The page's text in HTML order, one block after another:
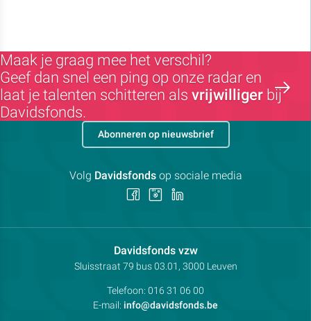
Maak je graag mee het verschil?
Geef dan snel een ping op onze radar en
laat je talenten schitteren als vrijwilliger bij
Davidsfonds.
Davidsfonds vzwContactpersoon:
Adres:
Sluisstraat 79 bus 03.01, 3000 Leuven
Telefoon: 016 31 06 00
E-mail: info@davidsfonds.be
Abonneren op nieuwsbrief
Volg Davidsfondsop sociale media
Volg
ons
Facebook
Volg
Instagram
LinkedIn